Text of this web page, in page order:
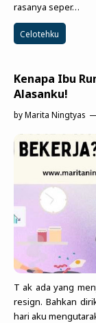
rasanya seper…
Celotehku
Kenapa Ibu
Alasanku!
byMarita Ningtyas
T ak ada yang
resign. Bahkan
hari aku